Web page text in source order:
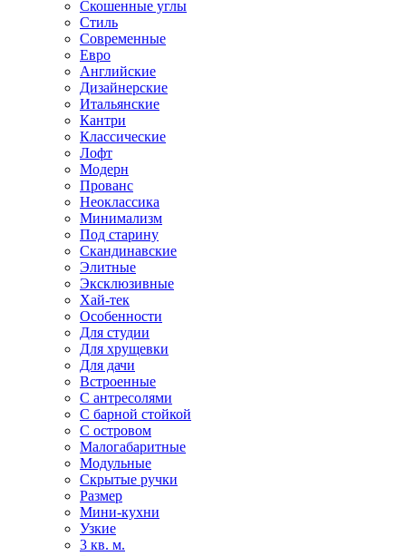
Скошенные углы
Стиль
Современные
Евро
Английские
Дизайнерские
Итальянские
Кантри
Классические
Лофт
Модерн
Прованс
Неоклассика
Минимализм
Под старину
Скандинавские
Элитные
Эксклюзивные
Хай-тек
Особенности
Для студии
Для хрущевки
Для дачи
Встроенные
С антресолями
С барной стойкой
С островом
Малогабаритные
Модульные
Скрытые ручки
Размер
Мини-кухни
Узкие
3 кв. м.